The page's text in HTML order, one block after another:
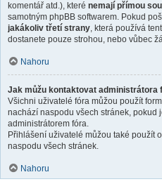
komentář atd.), které nemají přímou
samotným phpBB softwarem. Pokud
jakákoliv třetí strany, která používá
dostanete pouze strohou, nebo vůbec
Nahoru
Jak můžu kontaktovat administrátora
Všichni uživatelé fóra můžou použít
nachází naspodu všech stránek, pokud
administrátorem fóra.
Přihlášení uživatelé můžou také použít
naspodu všech stránek.
Nahoru